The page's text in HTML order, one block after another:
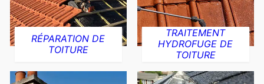
RÉPARATION DE
TOITURE
TRAITEMENT
HYDROFUGE DE
TOITURE